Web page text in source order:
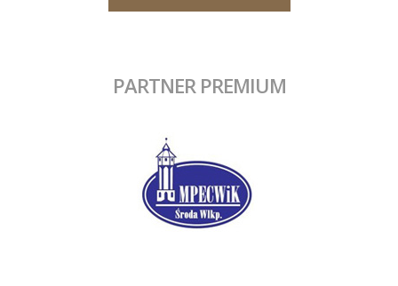
PARTNER PREMIUM